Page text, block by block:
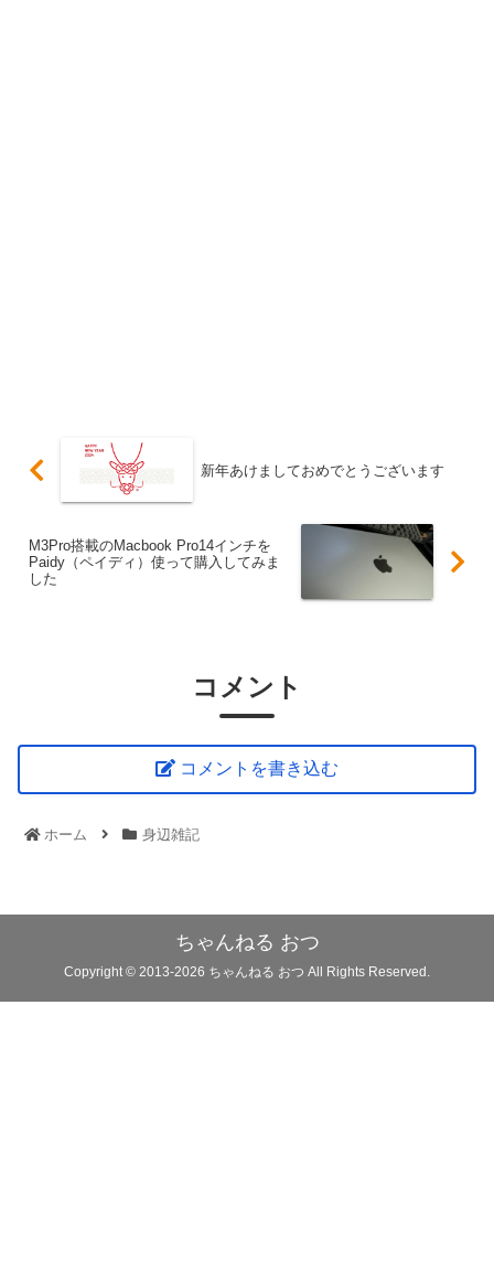
新年あけましておめでとうございます
M3Pro搭載のMacbook Pro14インチを
Paidy（ペイディ）使って購入してみま
した
コメント
コメントを書き込む
ホーム 身辺雑記
ちゃんねる おつ
Copyright © 2013-2026 ちゃんねる おつ All Rights Reserved.